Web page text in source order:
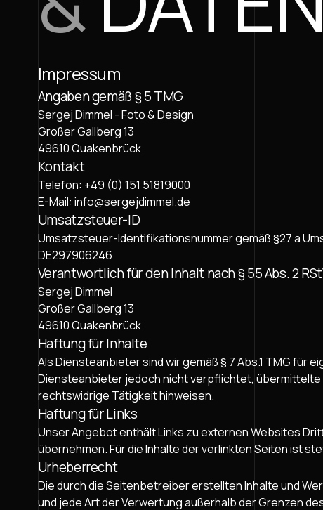
Impressum
Angaben gemäß § 5 TMG
Sergej Dimmel - Foto & Design
Großer Gallberg 13
49610 Quakenbrück
Kontakt
Telefon: +49 (0) 151 51819000
E-Mail: info@sergejdimmel.de
Umsatzsteuer-ID
Umsatzsteuer-Identifikationsnummer gemäß §27 a
DE297906246
Verantwortlich für den Inhalt nach § 55 Abs. 2
Sergej Dimmel
Großer Gallberg 13
49610 Quakenbrück
Haftung für Inhalte
Als Diensteanbieter sind wir gemäß § 7 Abs.1 TMG für
Diensteanbieter jedoch nicht verpflichtet,
rechtswidrige Tätigkeit hinweisen.
Haftung für Links
Unser Angebot enthält Links zu externen Websites
übernehmen. Für die Inhalte der verlinkten Seiten ist
Urheberrecht
Die durch die Seitenbetreiber erstellten Inhalte und
und jede Art der Verwertung außerhalb der Grenzen